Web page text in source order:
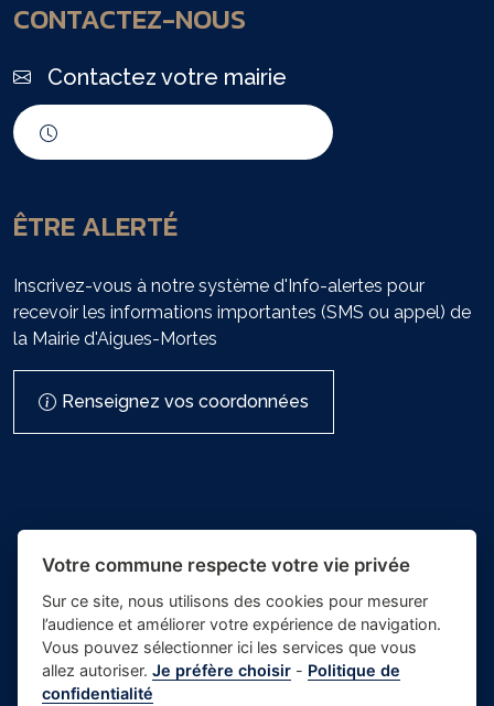
CONTACTEZ-NOUS
Contactez votre mairie
ÊTRE ALERTÉ
Inscrivez-vous à notre système d'Info-alertes pour
recevoir les informations importantes (SMS ou appel) de
la Mairie d'Aigues-Mortes
Renseignez vos coordonnées
Place du village la solution web
et appli des collectivités
- Mairie
d'Aigues-
Votre commune respecte votre vie privée
Sur ce site, nous utilisons des cookies pour mesurer
l’audience et améliorer votre expérience de navigation.
Vous pouvez sélectionner ici les services que vous
allez autoriser.Je préfère choisir - Politique de
confidentialité